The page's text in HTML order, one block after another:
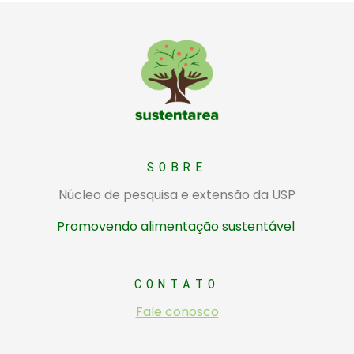
SOBRE
Núcleo de pesquisa e extensão da USP
Promovendo alimentação sustentável
CONTATO
Fale conosco